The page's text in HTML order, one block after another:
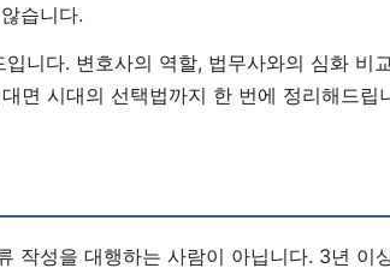
습니다.
니다. 변호사의 역할, 법무사와의 심화 비
면 시대의 선택법까지 한 번에 정리해드립
작성을 대행하는 사람이 아닙니다. 3년 이